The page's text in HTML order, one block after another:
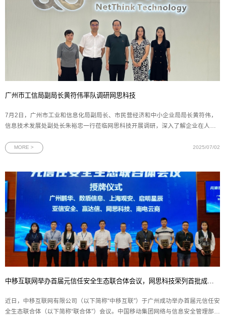
广州市工信局副局长黄符伟率队调研网思科技
7月2日，广州市工业和信息化局副局长、市民营经济和中小企业局局长黄符伟，
信息技术发展处副处长朱裕忠一行莅临网思科技开展调研，深入了解企业在人工
陪同调研并作工作汇报。调研座谈会上，副总裁黄朝晖向广州市工信局领导全面
MORE > 2025/07/02
中移互联网举办首届元信任安全生态联合体会议，网思科技荣列首批成员单位
近日，中移互联网有限公司（以下简称“中移互联”）于广州成功举办首届元信任安
全生态联合体（以下简称“联合体”）会议。中国移动集团网络与信息安全管理部、